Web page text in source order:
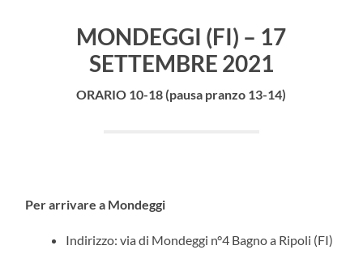
MONDEGGI (FI) – 17
SETTEMBRE 2021
ORARIO 10-18 (pausa pranzo 13-14)
Per arrivare a Mondeggi
Indirizzo: via di Mondeggi n°4 Bagno a Ripoli (FI)